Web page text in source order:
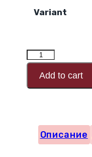
Variant
Количество
товара
РАНФОРС
25010
Add to cart
Описание